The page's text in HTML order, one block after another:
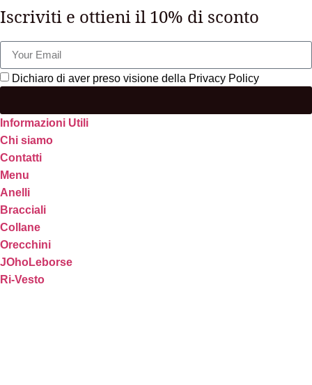
Iscriviti e ottieni il 10% di sconto
Dichiaro di aver preso visione della Privacy Policy
Informazioni Utili
Chi siamo
Contatti
Menu
Anelli
Bracciali
Collane
Orecchini
JOhoLeborse
Ri-Vesto